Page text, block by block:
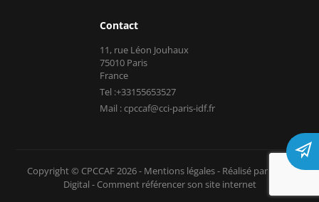
Contact
11, rue Léon Jouhaux
75010 Paris
France
Tel :+33155653527
Mail : cpccaf@cci-paris-idf.fr
Copyright © CPCCAF 2026 - Mentions légales- Réalisé par Tokiz
Digital - Comment référencer son site internet